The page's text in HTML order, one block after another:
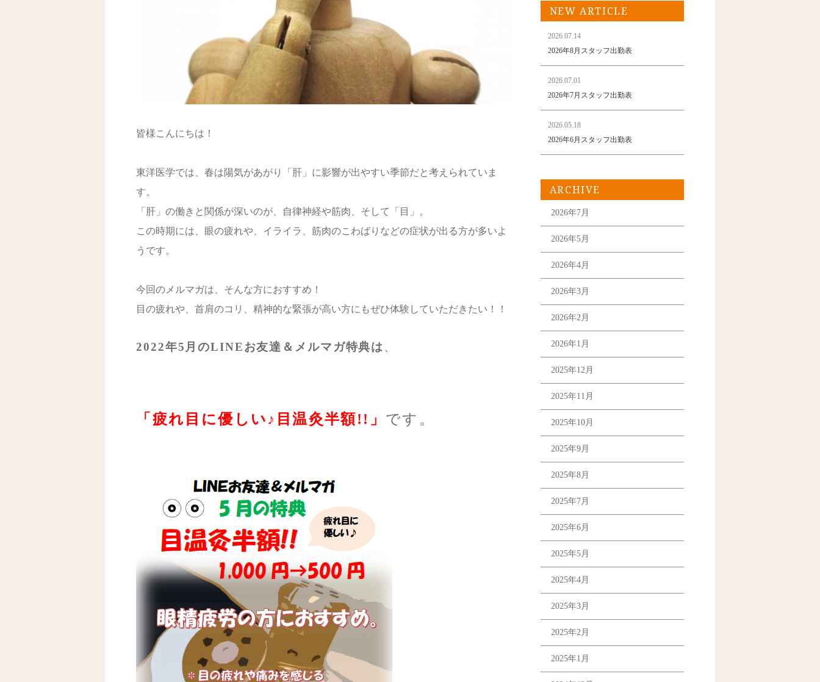
皆様こんにちは！
東洋医学では、春は陽気があがり「肝」に影響が出やすい季節だと考えられていま
す。
「肝」の働きと関係が深いのが、自律神経や筋肉、そして「目」。
この時期には、眼の疲れや、イライラ、筋肉のこわばりなどの症状が出る方が多いよ
うです。
今回のメルマガは、そんな方におすすめ！
目の疲れや、首肩のコリ、精神的な緊張が高い方にもぜひ体験していただきたい！！
2022年5月のLINEお友達＆メルマガ特典は、
「疲れ目に優しい♪目温灸半額!!」 です。
NEW ARTICLE
2026.07.14
2026年8月スタッフ出勤表
2026.07.01
2026年7月スタッフ出勤表
2026.05.18
2026年6月スタッフ出勤表
ARCHIVE
2026年7月
2026年5月
2026年4月
2026年3月
2026年2月
2026年1月
2025年12月
2025年11月
2025年10月
2025年9月
2025年8月
2025年7月
2025年6月
2025年5月
2025年4月
2025年3月
2025年2月
2025年1月